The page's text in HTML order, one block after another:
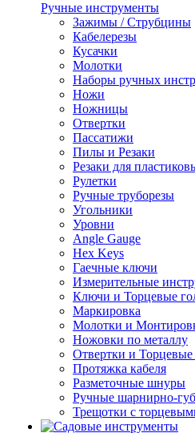
Ручные инструменты
Зажимы / Струбцины
Кабелерезы
Кусачки
Молотки
Наборы ручных
Ножи
Ножницы
Отвертки
Пассатижи
Пилы и Резаки
Резаки для
Рулетки
Ручные труборезы
Угольники
Уровни
Angle Gauge
Hex Keys
Гаечные ключи
Измерительные
Ключи и Торцевые
Маркировка
Молотки и
Ножовки по металлу
Отвертки и Торцевые
Протяжка кабеля
Разметочные шнуры
Ручные шарнирно-
Трещотки с